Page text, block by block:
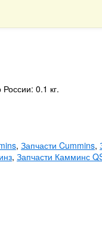
0.1 кг.
, Запчасти Cummins,
, Запчасти Камминс